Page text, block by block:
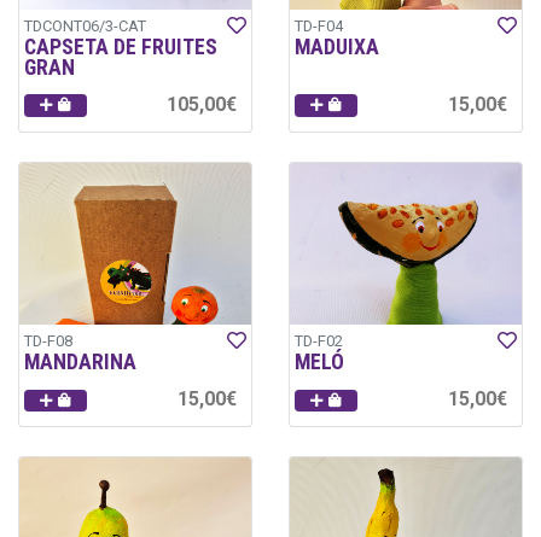
TDCONT06/3-CAT
CAPSETA DE FRUITES
GRAN
105,00€
TD-F04
MADUIXA
15,00€
TD-F08
MANDARINA
15,00€
TD-F02
MELÓ
15,00€